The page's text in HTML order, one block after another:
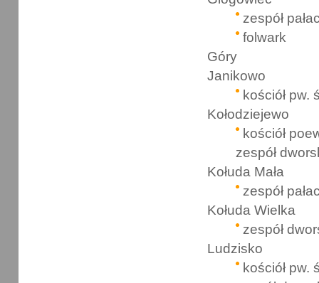
zespół
folwark
Góry
Janikowo
kościół pw.
Kołodziejewo
kościół
zespół
Kołuda Mała
zespół
Kołuda Wielka
zespół
Ludzisko
kościół pw.